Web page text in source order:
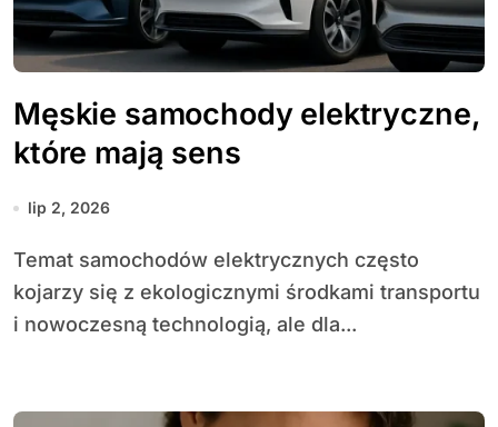
Męskie samochody elektryczne,
które mają sens
lip 2, 2026
Temat samochodów elektrycznych często
kojarzy się z ekologicznymi środkami transportu
i nowoczesną technologią, ale dla...